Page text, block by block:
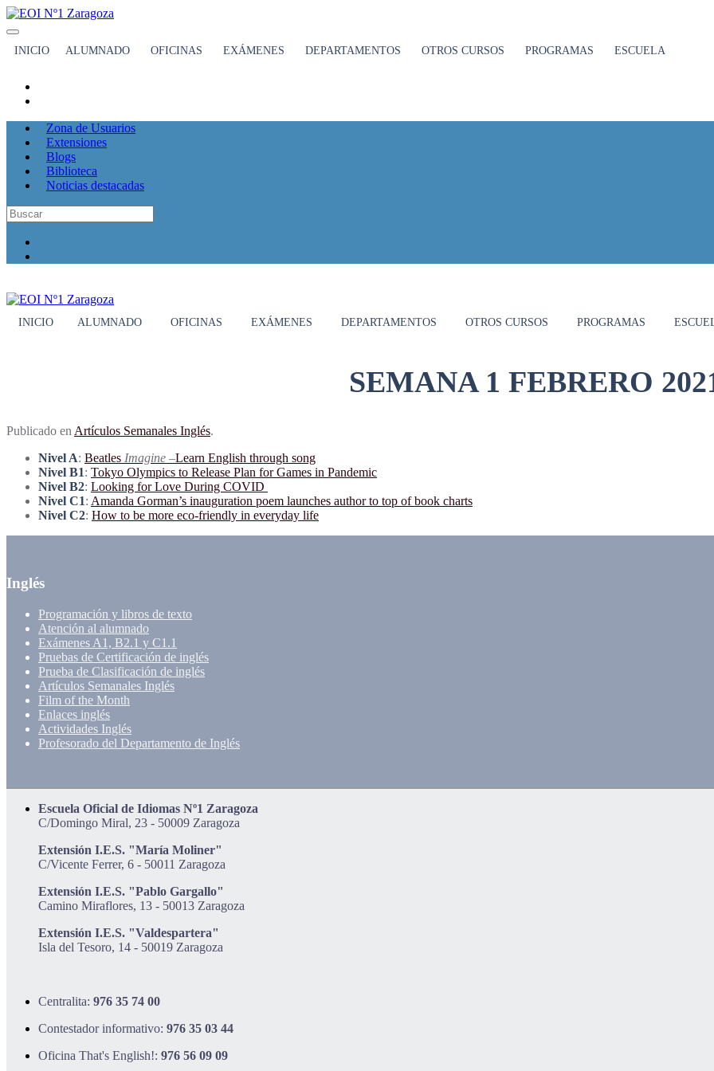
INICIO ALUMNADO OFICINAS EXÁMENES DEPARTAMENTOS OTROS CURSOS PROGRAMAS ESCUELA
Zona de Usuarios
Extensiones
Blogs
Biblioteca
Noticias destacadas
INICIO ALUMNADO OFICINAS EXÁMENES DEPARTAMENTOS OTROS CURSOS PROGRAMAS
SEMANA 1 FEBRERO
Publicado en Artículos Semanales Inglés.
Nivel A: Beatles Imagine –Learn English through song
Nivel B1: Tokyo Olympics to Release Plan for Games in Pandemic
Nivel B2: Looking for Love During COVID
Nivel C1: Amanda Gorman’s inauguration poem launches author to top of book charts
Nivel C2: How to be more eco-friendly in everyday life
Inglés
Programación y libros de texto
Atención al alumnado
Exámenes A1, B2.1 y C1.1
Pruebas de Certificación de inglés
Prueba de Clasificación de inglés
Artículos Semanales Inglés
Film of the Month
Enlaces inglés
Actividades Inglés
Profesorado del Departamento de Inglés
Escuela Oficial de Idiomas Nº1 Zaragoza
C/Domingo Miral, 23 - 50009 Zaragoza
Extensión I.E.S. "María Moliner"
C/Vicente Ferrer, 6 - 50011 Zaragoza
Extensión I.E.S. "Pablo Gargallo"
Camino Miraflores, 13 - 50013 Zaragoza
Extensión I.E.S. "Valdespartera"
Isla del Tesoro, 14 - 50019 Zaragoza
Centralita: 976 35 74 00
Contestador informativo: 976 35 03 44
Oficina That's English!: 976 56 09 09